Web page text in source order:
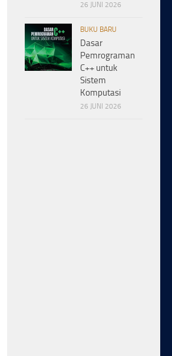
26 JUNI 2026
BUKU BARU
Dasar
Pemrograman
C++ untuk
Sistem
Komputasi
26 JUNI 2026